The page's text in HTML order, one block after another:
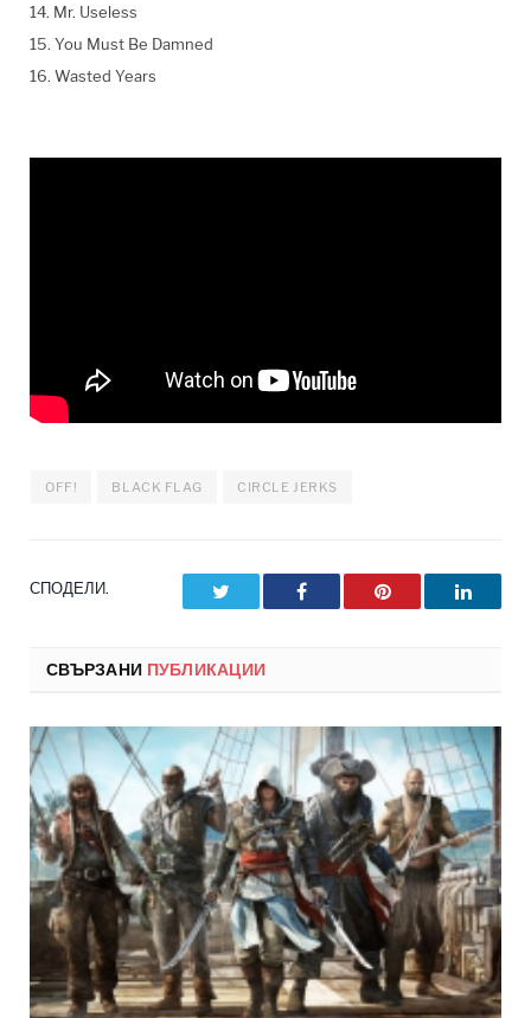
14. Mr. Useless
15. You Must Be Damned
16. Wasted Years
OFF! BLACK FLAG CIRCLE JERKS
СПОДЕЛИ. Facebook Pinterest
СВЪРЗАНИ ПУБЛИКАЦИИ